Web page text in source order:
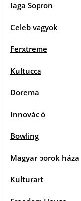
Iaga Sopron
Celeb vagyok
Ferxtreme
Kultucca
Dorema
Innováció
Bowling
Magyar borok háza
Kulturart